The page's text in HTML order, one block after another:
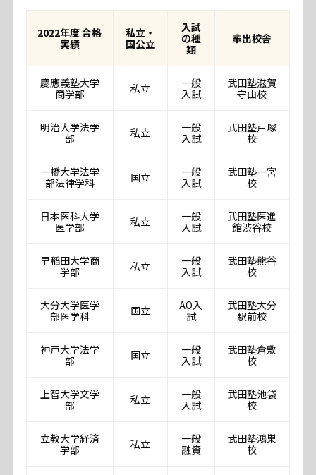
2022年度 合格
実績
私立・
国公立
入試
の種
類
輩出校舎
慶應義塾大学
商学部
私立
一般
入試
武田塾滋賀
守山校
明治大学法学
部
私立
一般
入試
武田塾戸塚
校
一橋大学法学
部法律学科
国立
一般
入試
武田塾一宮
校
日本医科大学
医学部
私立
一般
入試
武田塾医進
館渋谷校
早稲田大学商
学部
私立
一般
入試
武田塾熊谷
校
大分大学医学
部医学科
国立
AO入
試
武田塾大分
駅前校
神戸大学法学
部
国立
一般
入試
武田塾倉敷
校
上智大学文学
部
私立
一般
入試
武田塾池袋
校
立教大学経済
学部
私立
一般
融資
武田塾鴻巣
校